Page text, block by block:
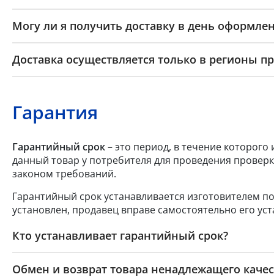
Могу ли я получить доставку в день
Доставка осуществляется только в регионы
Гарантия
Гарантийный срок– это период, в течение которого
данный товар у потребителя для проведения
законом требований.
Гарантийный срок устанавливается изготовителем
установлен, продавец вправе самостоятельно его
Кто устанавливает гарантийный срок?
Обмен и возврат товара ненадлежащего